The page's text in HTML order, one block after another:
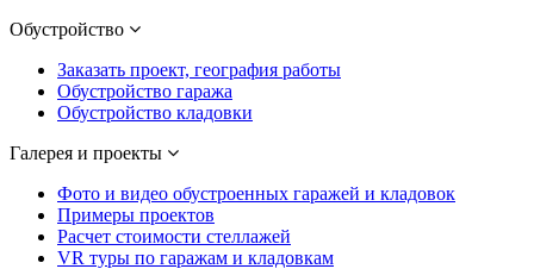
Обустройство
Заказать проект, география работы
Обустройство гаража
Обустройство кладовки
Галерея и проекты
Фото и видео обустроенных гаражей и кладовок
Примеры проектов
Расчет стоимости стеллажей
VR туры по гаражам и кладовкам